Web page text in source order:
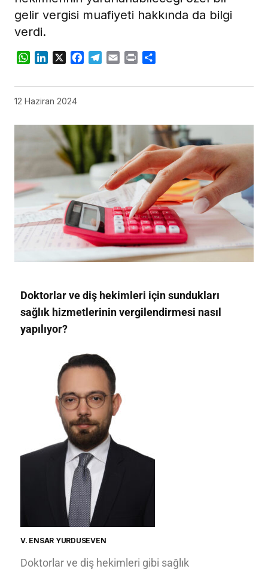
gelir vergisi muafiyeti hakkında da bilgi
verdi.
WhatsApp
LinkedIn
X Facebook
Telegram
Email Print
12 Haziran 2024
Doktorlar ve diş hekimleri için sundukları
sağlık hizmetlerinin vergilendirmesi nasıl
yapılıyor?
V. ENSAR YURDUSEVEN
Doktorlar ve diş hekimleri gibi sağlık